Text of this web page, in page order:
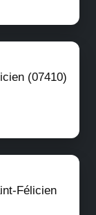
(07410)
Félicien